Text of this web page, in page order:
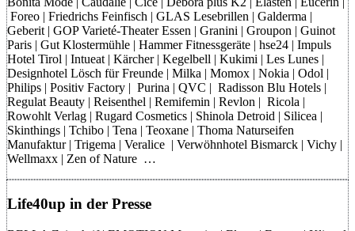
Foreo | Friedrichs Feinfisch | GLAS Lesebrillen | Galderma |
Geberit | GOP Varieté-Theater Essen | Granini | Groupon | Guinot
Paris | Gut Klostermühle | Hammer Fitnessgeräte | hse24 | Impuls
Hotel Tirol | Intueat | Kärcher | Kegelbell | Kukimi | Les Lunes |
Designhotel Lösch für Freunde | Milka | Momox | Nokia | Odol |
Philips | Positiv Factory | Purina | QVC | Radisson Blu Hotels |
Regulat Beauty | Reisenthel | Remifemin | Revlon | Ricola |
Rowohlt Verlag | Rugard Cosmetics | Shinola Detroid | Silicea |
Skinthings | Tchibo | Tena | Teoxane | Thoma Naturseifen
Manufaktur | Trigema | Veralice | Verwöhnhotel Bismarck | Vichy |
Wellmaxx | Zen of Nature …
Life40up in der Presse